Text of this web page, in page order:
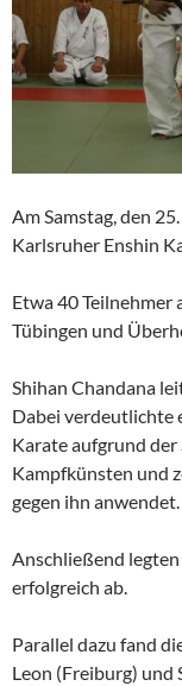
Am Samstag, den
Karlsruher Enshin
Etwa 40 Teilnehmer
Tübingen und
Shihan Chandana
Dabei verdeutlichte
Karate aufgrund der
Kampfkünsten und
gegen ihn anwendet.
Anschließend
erfolgreich ab.
Parallel dazu fand
Leon (Freiburg)